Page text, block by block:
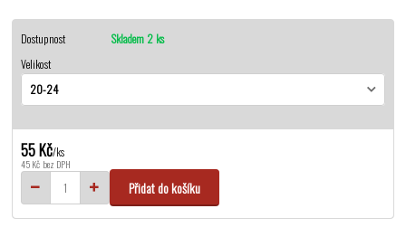
Dostupnost
Skladem 2 ks
Velikost
55 Kč/ks
45 Kč bez DPH
Přidat do košíku